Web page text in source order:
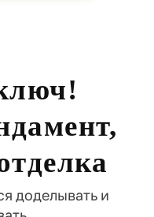
доделывать и